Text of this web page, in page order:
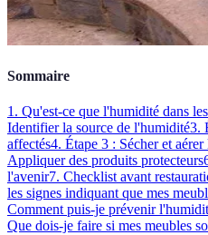
Sommaire
1. Qu'est-ce que l'humidité dans
Identifier la source de l'humidité3.
affectés4. Étape 3 : Sécher et aérer
Appliquer des produits protecteurs
l'avenir7. Checklist avant
les signes indiquant que mes
Comment puis-je prévenir
Que dois-je faire si mes meubles